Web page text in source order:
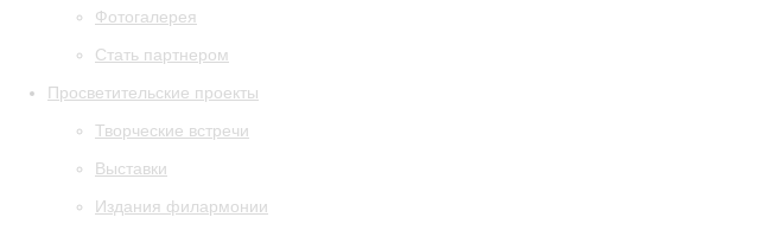
Фотогалерея
Стать партнером
Просветительские проекты
Творческие встречи
Выставки
Издания филармонии